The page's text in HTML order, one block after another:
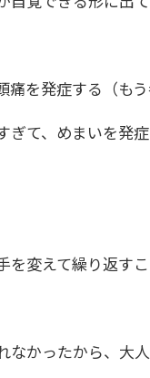
を発症する（もう
ぎて、めまいを発
を変えて繰り返す
なかったから、大